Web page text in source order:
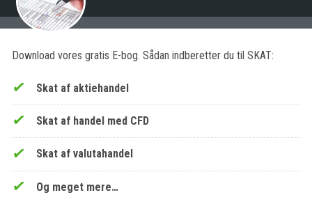
Download vores gratis E-bog. Sådan indberetter du til SKAT:
Skat af aktiehandel
Skat af handel med CFD
Skat af valutahandel
Og meget mere…